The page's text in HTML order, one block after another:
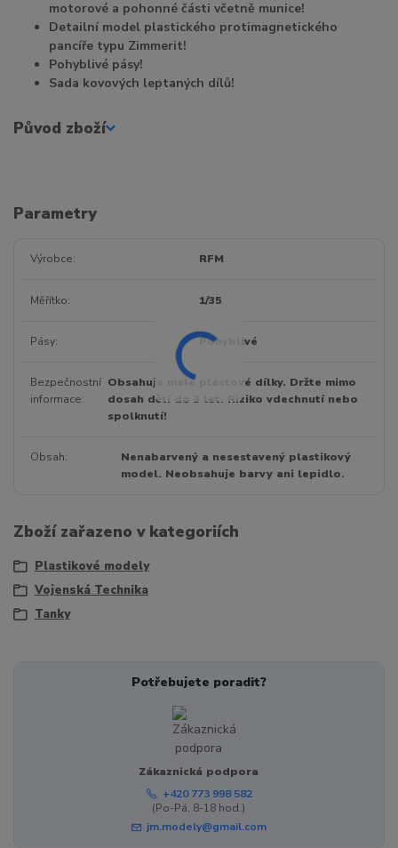
motorové a pohonné části včetně munice!
Detailní model plastického protimagnetického
pancíře typu Zimmerit!
Pohyblivé pásy!
Sada kovových leptaných dílů!
Původ zboží
Parametry
Výrobce RFM
Měřítko 1/35
Pásy Pohyblivé
Bezpečnostní
informace
Obsahuje malé plastové dílky. Držte mimo
dosah dětí do 3 let. Riziko vdechnutí nebo
spolknutí!
Obsah
Nenabarvený a nesestavený plastikový
model. Neobsahuje barvy ani lepidlo.
Zboží zařazeno v kategoriích
Plastikové modely
Vojenská Technika
Tanky
Potřebujete poradit?
Zákaznická podpora
+420 773 998 582
(Po-Pá, 8-18 hod.)
jm.modely@gmail.com